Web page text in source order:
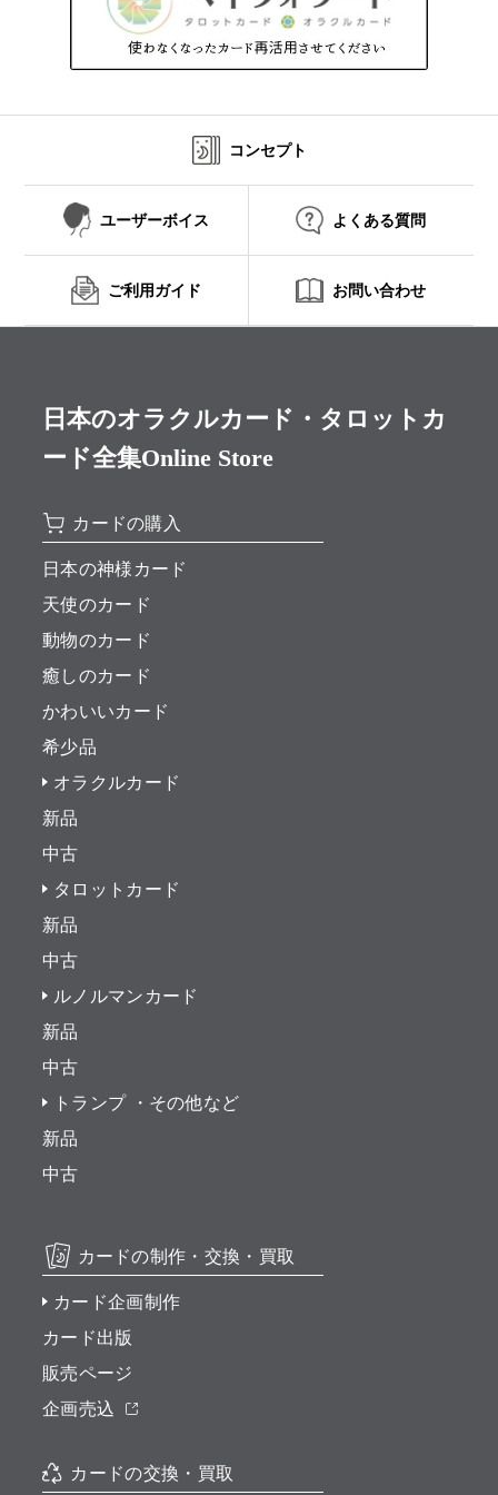
コンセプト
ユーザーボイス よくある質問
ご利用ガイド お問い合わせ
日本のオラクルカード・タロットカ
ード全集Online Store
カードの購入
日本の神様カード
天使のカード
動物のカード
癒しのカード
かわいいカード
希少品
オラクルカード
新品
中古
タロットカード
新品
中古
ルノルマンカード
新品
中古
トランプ ・その他など
新品
中古
カードの制作・交換・買取
カード企画制作
カード出版
販売ページ
企画売込
カードの交換・買取